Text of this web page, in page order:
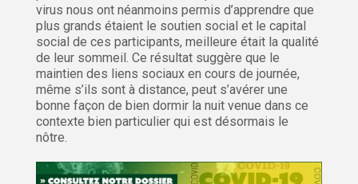
virus nous ont néanmoins permis d’apprendre que
plus grands étaient le soutien social et le capital
social de ces participants, meilleure était la qualité
de leur sommeil. Ce résultat suggère que le
maintien des liens sociaux en cours de journée,
même s’ils sont à distance, peut s’avérer une
bonne façon de bien dormir la nuit venue dans ce
contexte bien particulier qui est désormais le
nôtre.